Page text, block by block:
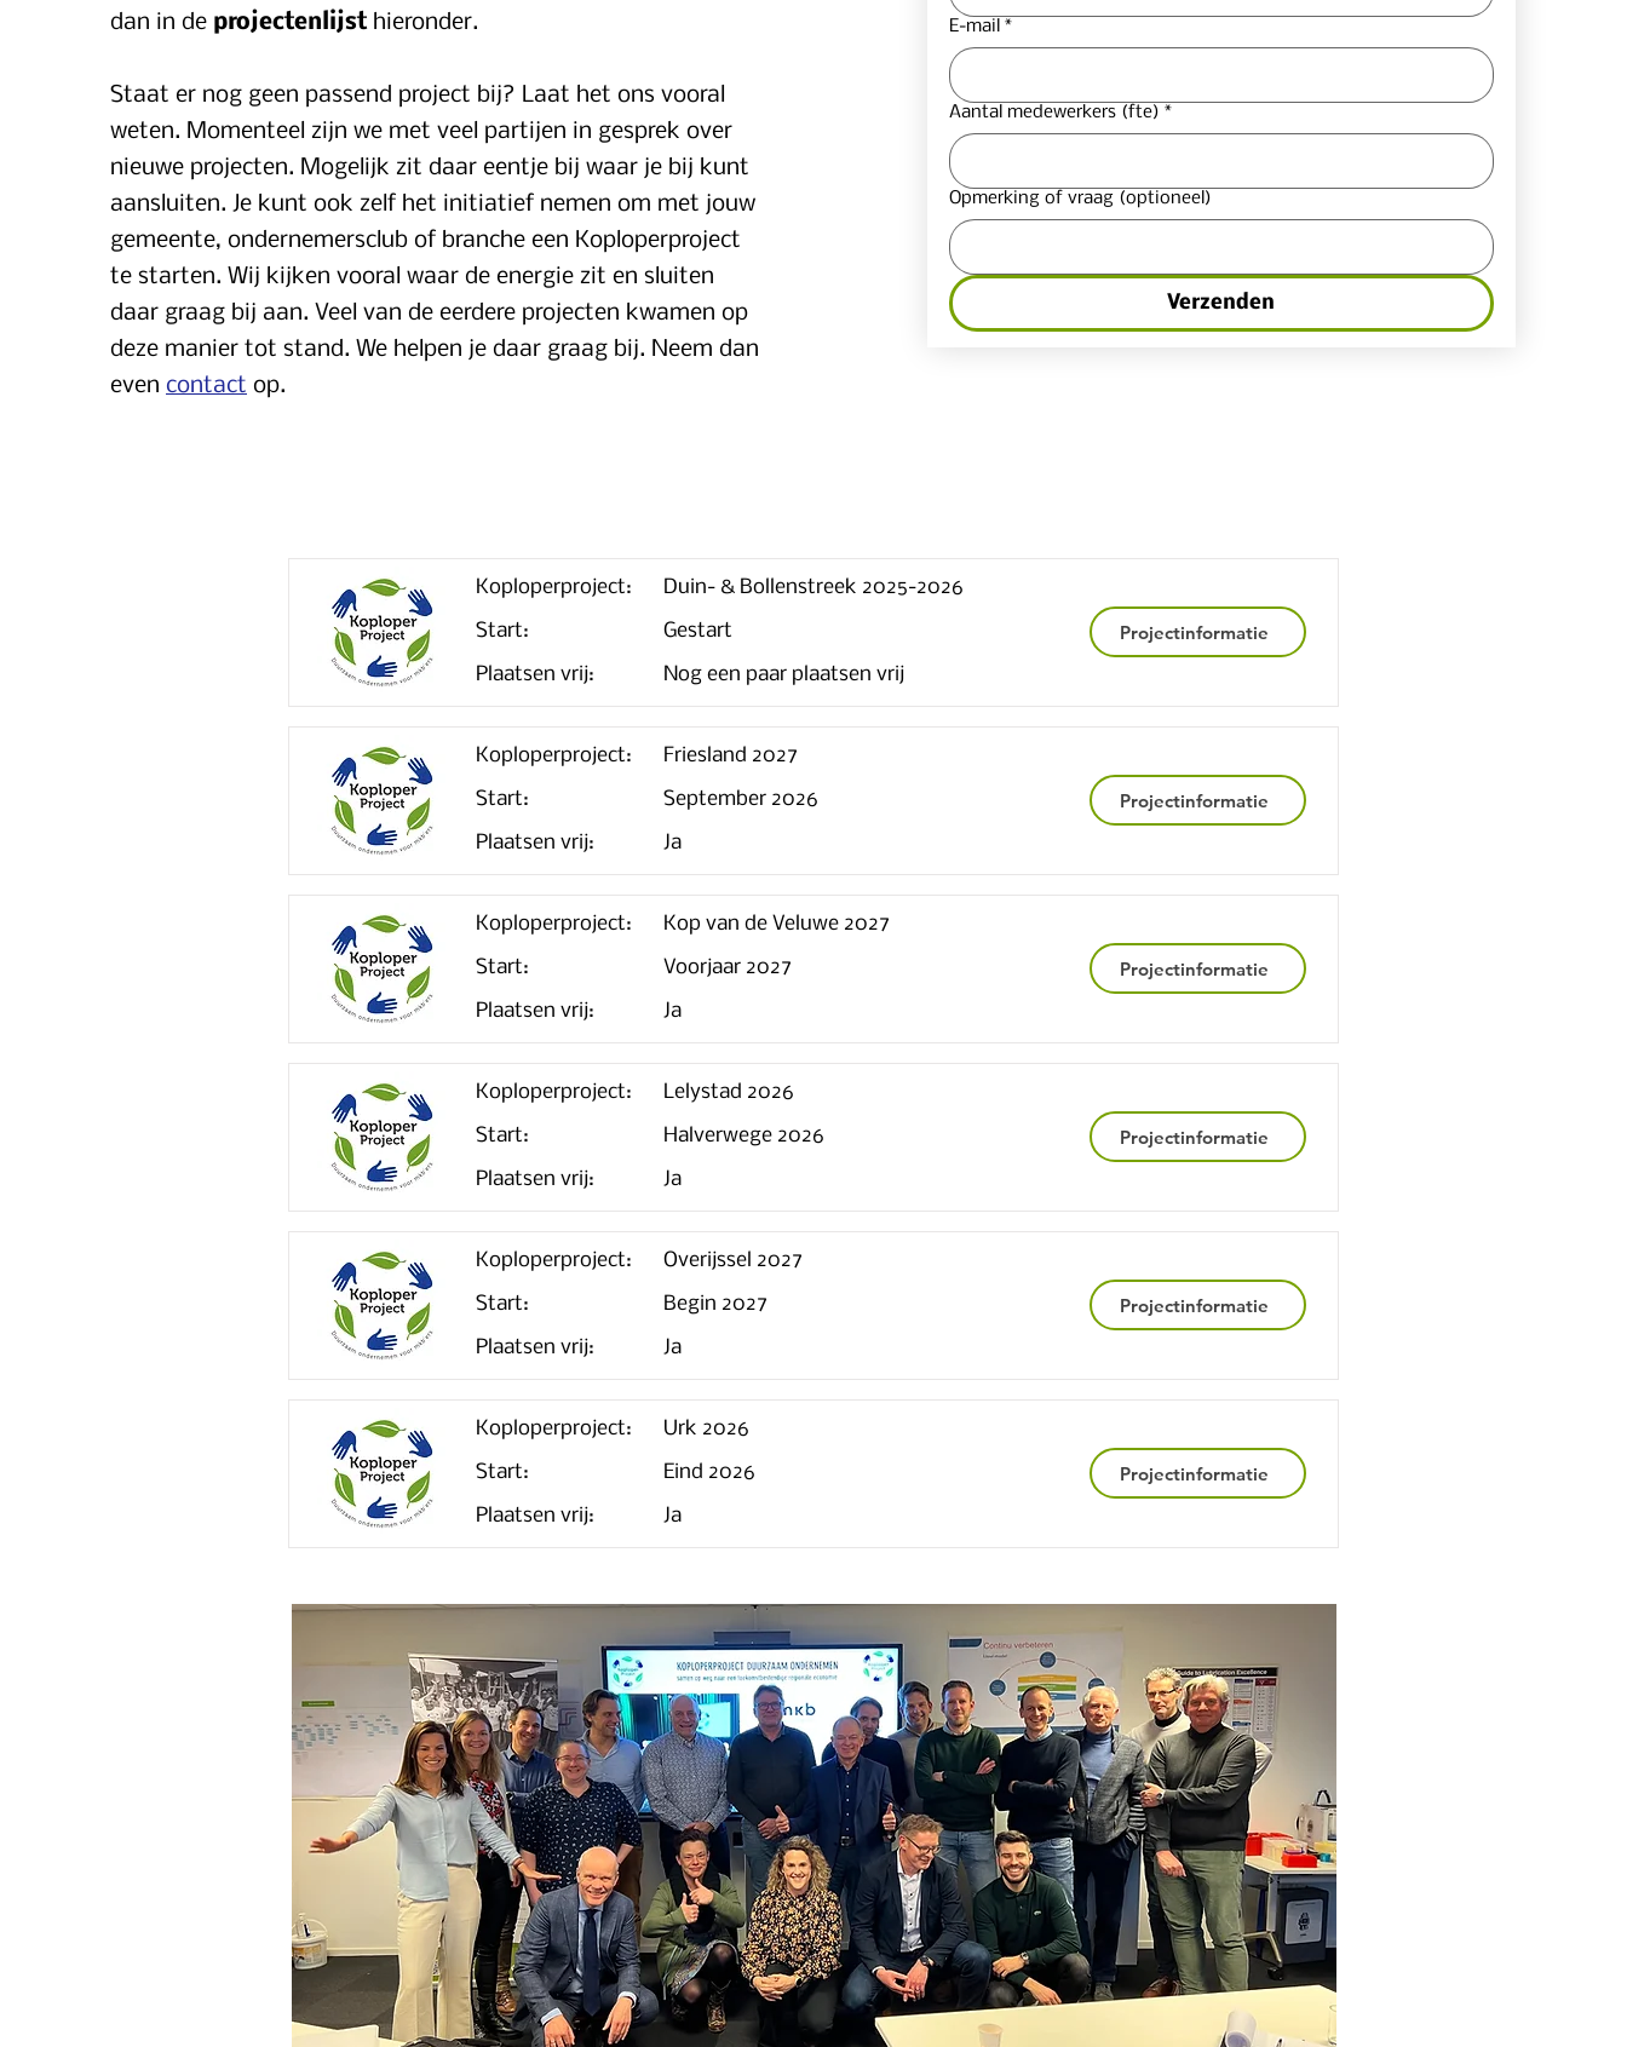
dan in de projectenlijsthieronder.
Staat er nog geen passend project bij? Laat het ons vooral
weten. Momenteel zijn we met veel partijen in gesprek over
nieuwe projecten. Mogelijk zit daar eentje bij waar je bij kunt
aansluiten. Je kunt ook zelf het initiatief nemen om met jouw
gemeente, ondernemersclub of branche een Koploperproject
te starten. Wij kijken vooral waar de energie zit en sluiten
daar graag bij aan. Veel van de eerdere projecten kwamen op
deze manier tot stand. We helpen je daar graag bij. Neem dan
even contact op.
E-mail *
Aantal medewerkers (fte) *
Opmerking of vraag (optioneel)
Verzenden
Koploperproject:
Start:
Plaatsen vrij:
Duin- & Bollenstreek 2025-2026
Gestart
Projectinformatie
Nog een paar plaatsen vrij
Koploperproject:
Start:
Plaatsen vrij:
Friesland 2027
September 2026
Projectinformatie
Ja
Koploperproject:
Start:
Plaatsen vrij:
Kop van de Veluwe 2027
Voorjaar 2027
Projectinformatie
Ja
Koploperproject:
Start:
Plaatsen vrij:
Lelystad 2026
Halverwege 2026
Projectinformatie
Ja
Koploperproject:
Start:
Plaatsen vrij:
Overijssel 2027
Begin 2027
Projectinformatie
Ja
Koploperproject:
Start:
Plaatsen vrij:
Urk 2026
Eind 2026
Projectinformatie
Ja